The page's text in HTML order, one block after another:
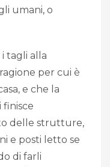
umani, o
tagli alla
per cui è
e che la
finisce
delle strutture,
e posti letto se
di farli